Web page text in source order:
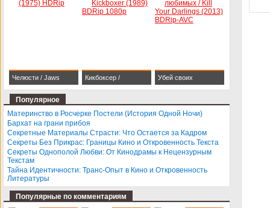
Bullets / L'immortel Kingdom (2008)
Челюсти / Jaws
(1975) HDRip
Кикбоксер / Убей своих
Darlings (2013)
Популярное
Материнство в Росчерке Постели (История Одной Ночи)
Бархат на грани прибоя
Секретные Материалы Страсти: Что Остается за Кадром
Секреты Без Прикрас: Границы Кино и Откровенность Текста
Секреты Однополой Любви: От Кинодрамы к Нецензурным
Текстам
Тайна Идентичности: Транс-Опыт в Кино и Откровенность
Литературы
Популярные по комментариям